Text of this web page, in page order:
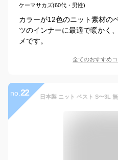
ケーマサカズ(60代・男性)
カラーが12色のニット素材の
ツのインナーに最適で暖かく
メです。
全てのおすすめコ
no. 22